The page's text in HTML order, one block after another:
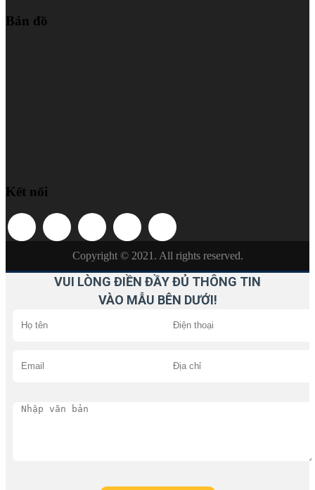
Bản đồ
Kết nối
Copyright © 2021. All rights reserved.
VUI LÒNG ĐIỀN ĐẦY ĐỦ THÔNG TIN
VÀO MẪU BÊN DƯỚI!